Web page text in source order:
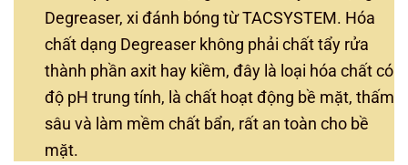
Degreaser, xi đánh bóng từ TACSYSTEM. Hóa
chất dạng Degreaser không phải chất tẩy rửa
thành phần axit hay kiềm, đây là loại hóa chất có
độ pH trung tính, là chất hoạt động bề mặt, thấm
sâu và làm mềm chất bẩn, rất an toàn cho bề
mặt.